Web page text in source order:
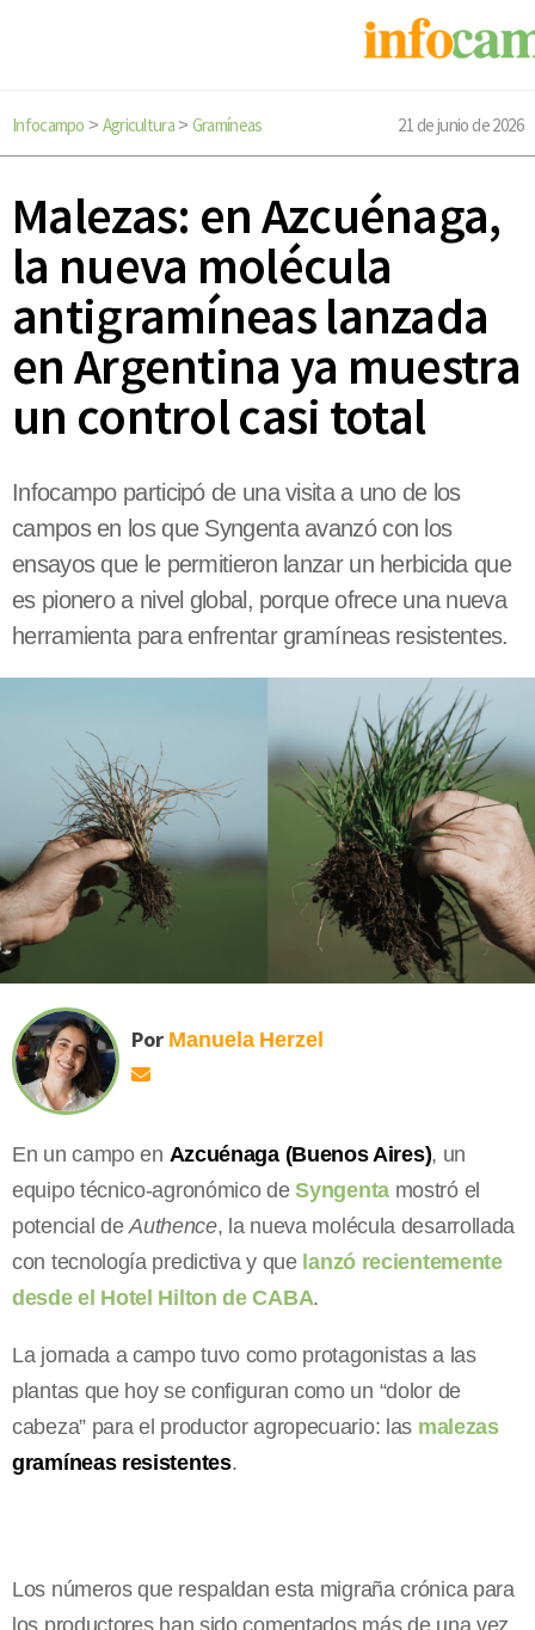
Infocampo > Agricultura> Gramíneas 21 de junio de 2026
Malezas: en Azcuénaga,
la nueva molécula
antigramíneas lanzada
en Argentina ya muestra
un control casi total
Infocampo participó de una visita a uno de los
campos en los que Syngenta avanzó con los
ensayos que le permitieron lanzar un herbicida que
es pionero a nivel global, porque ofrece una nueva
herramienta para enfrentar gramíneas resistentes.
Por Manuela Herzel
En un campo en Azcuénaga (Buenos Aires), un
equipo técnico-agronómico deSyngentamostró el
potencial deAuthence, la nueva molécula desarrollada
con tecnología predictiva y que lanzó recientemente
desde el Hotel Hilton de CABA.
La jornada a campo tuvo como protagonistas a las
plantas que hoy se configuran como un “dolor de
cabeza” para el productor agropecuario: las malezas
gramíneas resistentes.
Los números que respaldan esta migraña crónica para
los productores han sido comentados más de una vez